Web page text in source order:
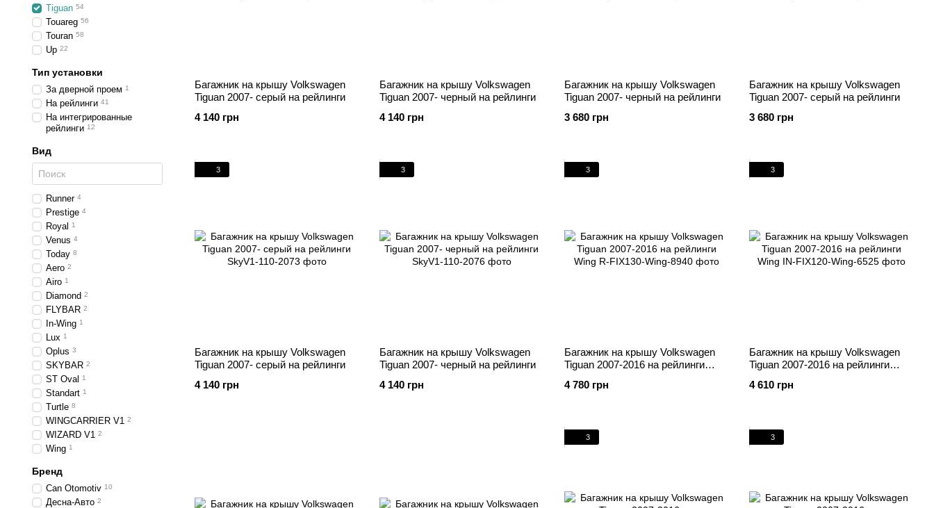
Багажник на крышу Volkswagen
Tiguan 2007- серый на рейлинги
4 140 грн
Багажник на крышу Volkswagen
Tiguan 2007- черный на рейлинги
4 140 грн
Багажник на крышу Volkswagen
Tiguan 2007- черный на рейлинги
3 680 грн
Багажник на крышу Volkswagen
Tiguan 2007- серый на рейлинги
3 680 грн
3
Багажник на крышу Volkswagen
Tiguan 2007- серый на рейлинги
4 140 грн
3
Багажник на крышу Volkswagen
Tiguan 2007- черный на рейлинги
4 140 грн
3
Багажник на крышу Volkswagen
Tiguan 2007-2016 на рейлинги
4 780 грн
3
Багажник на крышу Volkswagen
Tiguan 2007-2016 на рейлинги
4 610 грн
3 3
Tiguan 54
Touareg 56
Touran 58
Up 22
Тип установки
За дверной проем 1
На рейлинги 41
На интегрированные
рейлинги 12
Вид
Runner 4
Prestige 4
Royal 1
Venus 4
Today 8
Aero 2
Airo 1
Diamond 2
FLYBAR 2
In-Wing 1
Lux 1
Oplus 3
SKYBAR 2
ST Oval 1
Standart 1
Turtle 8
WINGCARRIER V1 2
WIZARD V1 2
Wing 1
Бренд
Can Otomotiv 10
Десна-Авто 2